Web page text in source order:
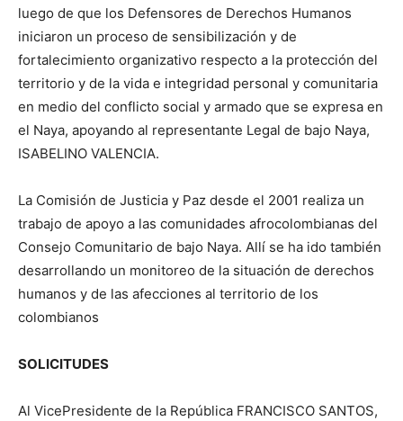
luego de que los Defensores de Derechos Humanos
iniciaron un proceso de sensibilización y de
fortalecimiento organizativo respecto a la protección del
territorio y de la vida e integridad personal y comunitaria
en medio del conflicto social y armado que se expresa en
el Naya, apoyando al representante Legal de bajo Naya,
ISABELINO VALENCIA.
La Comisión de Justicia y Paz desde el 2001 realiza un
trabajo de apoyo a las comunidades afrocolombianas del
Consejo Comunitario de bajo Naya. Allí se ha ido también
desarrollando un monitoreo de la situación de derechos
humanos y de las afecciones al territorio de los
colombianos
SOLICITUDES
Al VicePresidente de la República FRANCISCO SANTOS,